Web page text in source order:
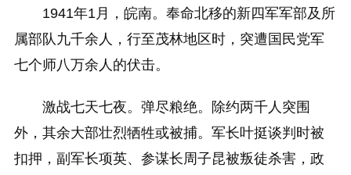
1941年1月，皖南。奉命北移的新四军军部及所
属部队九千余人，行至茂林地区时，突遭国民党军
七个师八万余人的伏击。
激战七天七夜。弹尽粮绝。除约两千人突围
外，其余大部壮烈牺牲或被捕。军长叶挺谈判时被
扣押，副军长项英、参谋长周子昆被叛徒杀害，政